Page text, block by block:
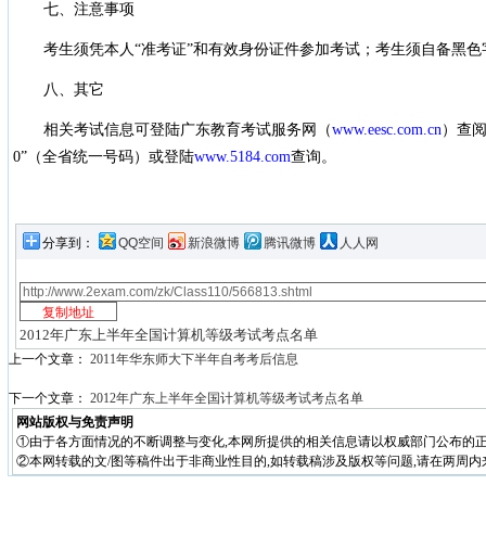
七、注意事项
考生须凭本人“准考证”和有效身份证件参加考试；考生须自备黑色
八、其它
相关考试信息可登陆广东教育考试服务网（www.eesc.com.cn）查
0”（全省统一号码）或登陆www.5184.com查询。
分享到： QQ空间 新浪微博 腾讯微博 人人网
2012年广东上半年全国计算机等级考试考点名单
上一个文章： 2011年华东师大下半年自考考后信息
下一个文章： 2012年广东上半年全国计算机等级考试考点名单
网站版权与免责声明
①由于各方面情况的不断调整与变化,本网所提供的相关信息请以权威部门公布的
②本网转载的文/图等稿件出于非商业性目的,如转载稿涉及版权等问题,请在两周内